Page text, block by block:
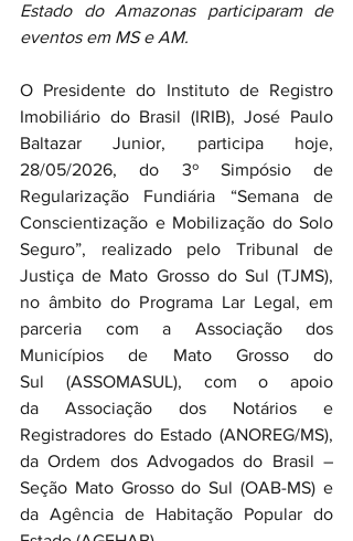
Estado do Amazonas participaram de
eventos em MS e AM.
O Presidente do Instituto de Registro
Imobiliário do Brasil (IRIB), José Paulo
Baltazar Junior, participa hoje,
28/05/2026, do 3º Simpósio de
Regularização Fundiária “Semana de
Conscientização e Mobilização do Solo
Seguro”, realizado pelo Tribunal de
Justiça de Mato Grosso do Sul (TJMS),
no âmbito do Programa Lar Legal, em
parceria com a Associação dos
Municípios de Mato Grosso do
Sul (ASSOMASUL), com o apoio
da Associação dos Notários e
Registradores do Estado (ANOREG/MS),
da Ordem dos Advogados do Brasil –
Seção Mato Grosso do Sul (OAB-MS) e
da Agência de Habitação Popular do